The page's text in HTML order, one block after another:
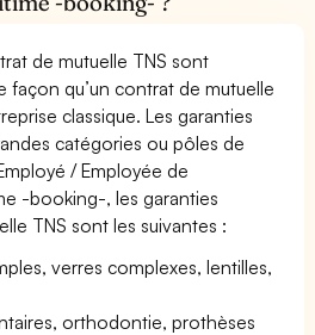
de mutuelle TNS sont
façon qu’un contrat de mutuelle
classique. Les garanties
catégories ou pôles de
/ Employée de
-booking-, les garanties
TNS sont les suivantes :
verres complexes, lentilles,
orthodontie, prothèses